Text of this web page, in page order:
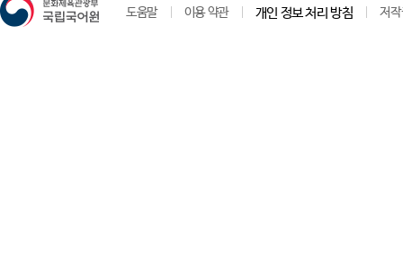
도움말 이용 약관 개인 정보 처리 방침 저